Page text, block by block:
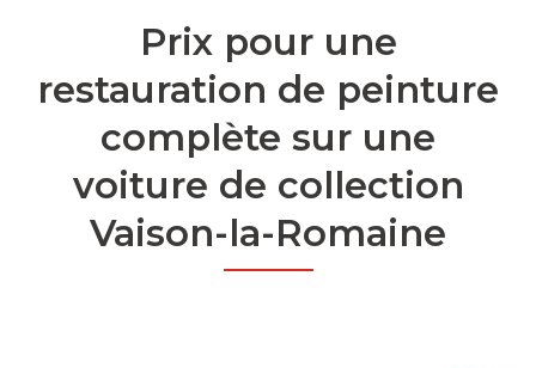
Prix pour une
restauration de peinture
complète sur une
voiture de collection
Vaison-la-Romaine